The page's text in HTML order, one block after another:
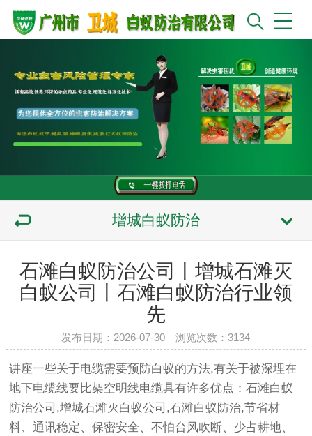
增城白蚁防治
石滩白蚁防治公司丨增城石滩灭
白蚁公司丨石滩白蚁防治行业领
先
发布日期：2026-07-30 浏览次数：3134
讲座一些关于电缆需要预防白蚁的方法,有关于被深埋在
地下电缆线要比架空明线电缆具有许多优点：石滩白蚁
防治公司,增城石滩灭白蚁公司,石滩白蚁防治,节省材
料、通讯稳定、保密安全、不怕台风吹断、少占耕地、